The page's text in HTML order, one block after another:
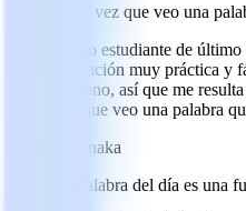
Cada vez que veo una
Como estudiante de
aplicación muy práctica y
teléfono, así que me
vez que veo una palabra
Aiko Tanaka
La palabra del día es una